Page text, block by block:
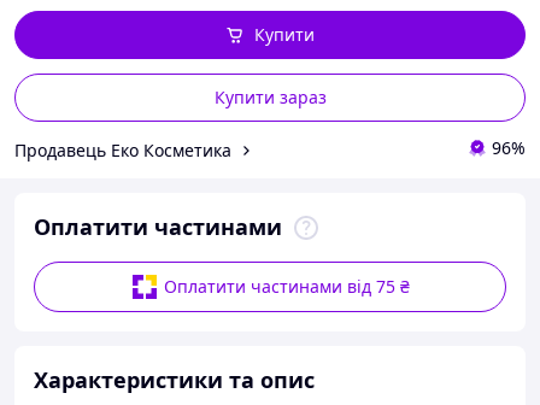
Купити зараз
Купити
Продавець Еко Косметика 96%
Оплатити частинами
Оплатити частинами від 75 ₴
Характеристики та опис